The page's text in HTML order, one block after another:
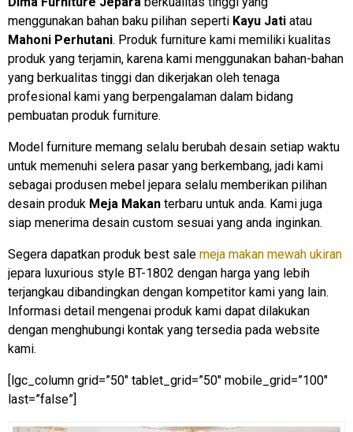
menggunakan bahan baku pilihan seperti Kayu Jati atau
Mahoni Perhutani. Produk furniture kami memiliki kualitas
produk yang terjamin, karena kami menggunakan bahan-bahan
yang berkualitas tinggi dan dikerjakan oleh tenaga
profesional kami yang berpengalaman dalam bidang
pembuatan produk furniture.
Model furniture memang selalu berubah desain setiap waktu
untuk memenuhi selera pasar yang berkembang, jadi kami
sebagai produsen mebel jepara selalu memberikan pilihan
desain produk Meja Makan terbaru untuk anda. Kami juga
siap menerima desain custom sesuai yang anda inginkan.
Segera dapatkan produk best sale meja makan mewah ukiran
jepara luxurious style BT-1802 dengan harga yang lebih
terjangkau dibandingkan dengan kompetitor kami yang lain.
Informasi detail mengenai produk kami dapat dilakukan
dengan menghubungi kontak yang tersedia pada website
kami.
[lgc_column grid=”50″ tablet_grid=”50″ mobile_grid=”100″
last=”false”]